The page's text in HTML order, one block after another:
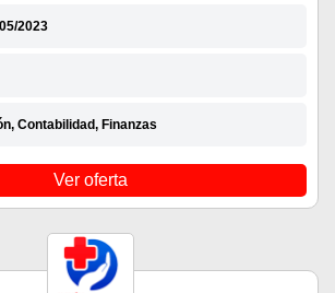
2023
Contabilidad, Finanzas
Ver oferta